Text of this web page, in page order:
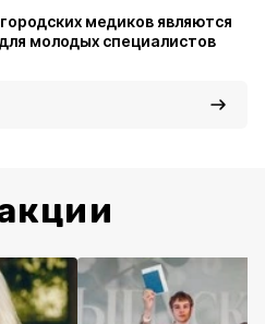
медиков являются
молодых специалистов